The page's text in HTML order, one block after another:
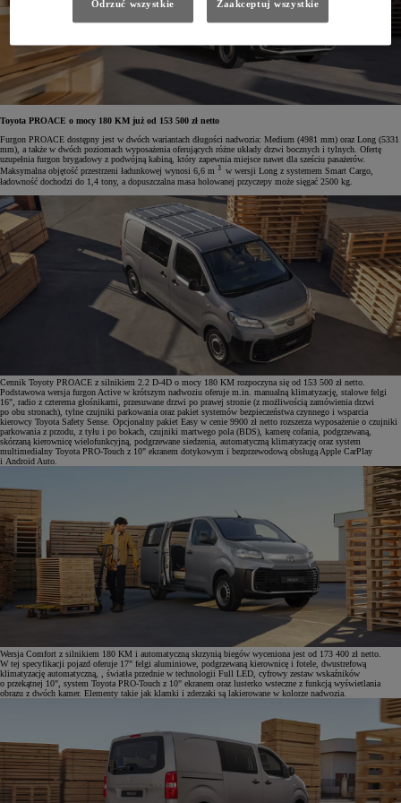
Toyota PROACE o mocy 180 KM już od 153 500 zł netto
Furgon PROACE dostępny jest w dwóch wariantach długości nadwozia: Medium (4981 mm) oraz Long (5331
mm), a także w dwóch poziomach wyposażenia oferujących różne układy drzwi bocznych i tylnych. Ofertę
uzupełnia furgon brygadowy z podwójną kabiną, który zapewnia miejsce nawet dla sześciu pasażerów.
Maksymalna objętość przestrzeni ładunkowej wynosi 6,6 m 3 w wersji Long z systemem Smart Cargo,
ładowność dochodzi do 1,4 tony, a dopuszczalna masa holowanej przyczepy może sięgać 2500 kg.
Cennik Toyoty PROACE z silnikiem 2.2 D-4D o mocy 180 KM rozpoczyna się od 153 500 zł netto.
Podstawowa wersja furgon Active w krótszym nadwoziu oferuje m.in. manualną klimatyzację, stalowe felgi
16", radio z czterema głośnikami, przesuwane drzwi po prawej stronie (z możliwością zamówienia drzwi
po obu stronach), tylne czujniki parkowania oraz pakiet systemów bezpieczeństwa czynnego i wsparcia
kierowcy Toyota Safety Sense. Opcjonalny pakiet Easy w cenie 9900 zł netto rozszerza wyposażenie o czujniki
parkowania z przodu, z tyłu i po bokach, czujniki martwego pola (BDS), kamerę cofania, podgrzewaną,
skórzaną kierownicę wielofunkcyjną, podgrzewane siedzenia, automatyczną klimatyzację oraz system
multimedialny Toyota PRO-Touch z 10" ekranem dotykowym i bezprzewodową obsługą Apple CarPlay
i Android Auto.
Wersja Comfort z silnikiem 180 KM i automatyczną skrzynią biegów wyceniona jest od 173 400 zł netto.
W tej specyfikacji pojazd oferuje 17" felgi aluminiowe, podgrzewaną kierownicę i fotele, dwustrefową
klimatyzację automatyczną, , światła przednie w technologii Full LED, cyfrowy zestaw wskaźników
o przekątnej 10", system Toyota PRO-Touch z 10" ekranem oraz lusterko wsteczne z funkcją wyświetlania
obrazu z dwóch kamer. Elementy takie jak klamki i zderzaki są lakierowane w kolorze nadwozia.
Odrzuć wszystkie Zaakceptuj wszystkie